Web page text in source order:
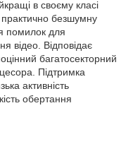
в своєму класі
практично безшумну
помилок для
відео. Відповідає
багатосекторний
Підтримка
активність
обертання